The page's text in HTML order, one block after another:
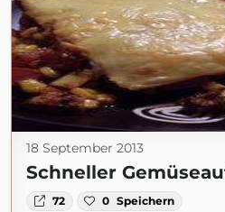
18 September 2013
Schneller
72 0 Speichern